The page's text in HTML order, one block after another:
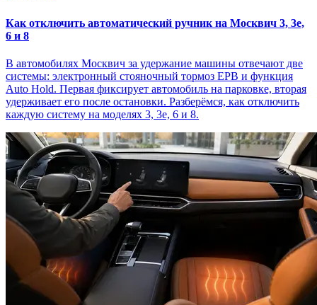
Как отключить автоматический ручник на Москвич 3, 3е,
6 и 8
В автомобилях Москвич за удержание машины отвечают две
системы: электронный стояночный тормоз EPB и функция
Auto Hold. Первая фиксирует автомобиль на парковке, вторая
удерживает его после остановки. Разберёмся, как отключить
каждую систему на моделях 3, 3е, 6 и 8.